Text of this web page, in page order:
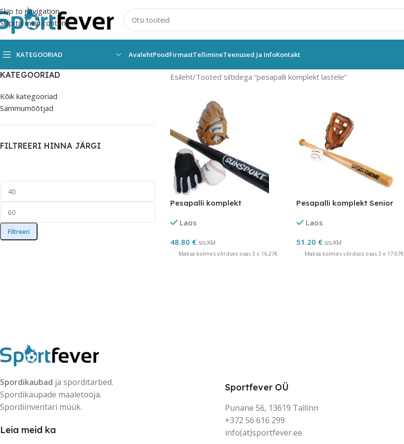
Skip to navigation
Skip to main content
KATEGOORIAD AvalehtPoodFirmastTellimineTeenused Ja InfoKontakt
KATEGOORIAD
Kõik kategooriad
Sammumõõtjad
FILTREERI HINNA JÄRGI
Filtreeri
Esileht Tooted siltidega “pesapalli komplekt lastele”
Pesapalli komplekt
Laos
48.80 € sis.KM
Maksa kolmes võrdses osas 3 x 16.27€
Pesapalli komplekt Senior
Laos
51.20 € sis.KM
Maksa kolmes võrdses osas 3 x 17.07€
Spordikaubad ja sporditarbed.
Spordikaupade maaletooja.
Spordiinventari müük.
Leia meid ka
Sportfever OÜ
Punane 56, 13619 Tallinn
+372 56 616 299
info(at)sportfever.ee